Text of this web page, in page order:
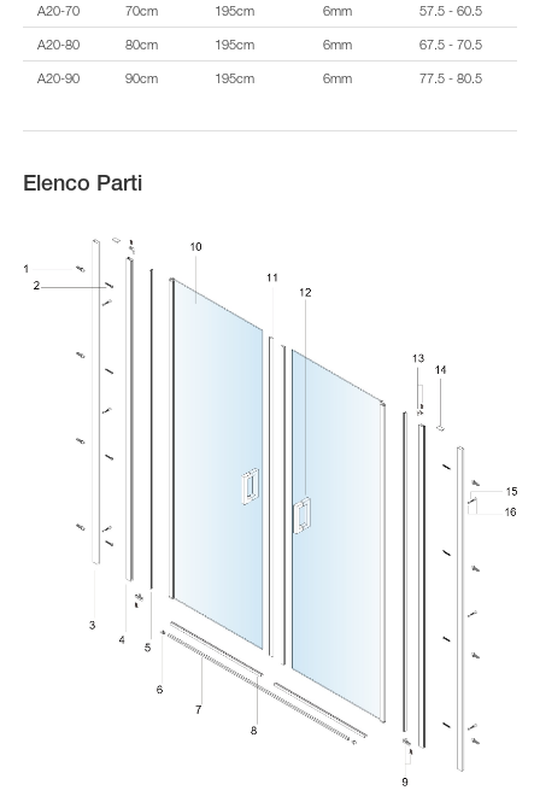
A20-70
70cm 195cm 6mm 57.5 - 60.5
A20-80 80cm 195cm 6mm 67.5 - 70.5
A20-90 90cm 195cm 6mm 77.5 - 80.5
Elenco Parti